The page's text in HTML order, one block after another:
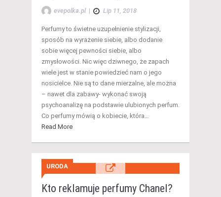
evepolka.pl | Lip 11, 2018
Perfumy to świetne uzupełnienie stylizacji,
sposób na wyrażenie siebie, albo dodanie
sobie więcej pewności siebie, albo
zmysłowości. Nic więc dziwnego, że zapach
wiele jest w stanie powiedzieć nam o jego
nosicielce. Nie są to dane mierzalne, ale można
– nawet dla zabawy- wykonać swoją
psychoanalizę na podstawie ulubionych perfum.
Co perfumy mówią o kobiecie, która…
Read More
URODA
Kto reklamuje perfumy Chanel?